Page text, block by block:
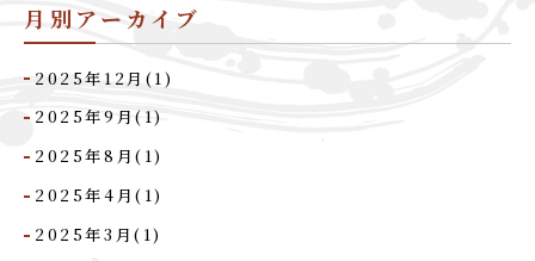
月別アーカイブ
2025年12月(1)
2025年9月(1)
2025年8月(1)
2025年4月(1)
2025年3月(1)